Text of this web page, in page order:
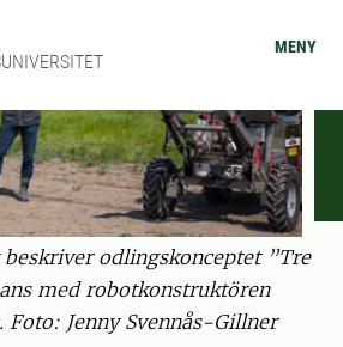
MENY
beskriver odlingskonceptet ”Tre
med robotkonstruktören
Foto: Jenny Svennås-Gillner